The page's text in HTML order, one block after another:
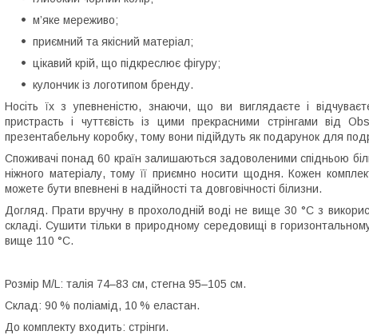
м’яке мереживо;
приємний та якісний матеріал;
цікавий крій, що підкреслює фігуру;
кулончик із логотипом бренду.
Носіть їх з упевненістю, знаючи, що ви виглядаєте і
пристрасть і чуттєвість із цими прекрасними стрінгами від
презентабельну коробку, тому вони підійдуть як подарунок для
Споживачі понад 60 країн залишаються задоволеними спідньою
ніжного матеріалу, тому її приємно носити щодня. Кожен
можете бути впевнені в надійності та довговічності білизни.
Догляд. Прати вручну в прохолодній воді не вище 30 °C з
складі. Сушити тільки в природному середовищі в
вище 110 °C.
Розмір M/L: талія 74–83 см, стегна 95–105 см.
Склад: 90 % поліамід, 10 % еластан.
До комплекту входить: стрінги.